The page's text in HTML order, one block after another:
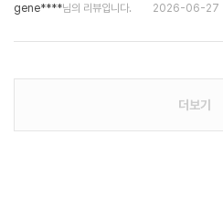
gene****님의 리뷰입니다. 2026-06-27
더보기